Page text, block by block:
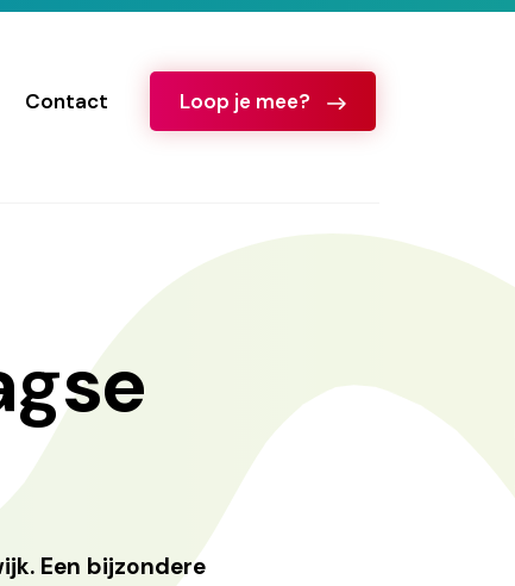
Contact Loop je mee?
Een bijzondere